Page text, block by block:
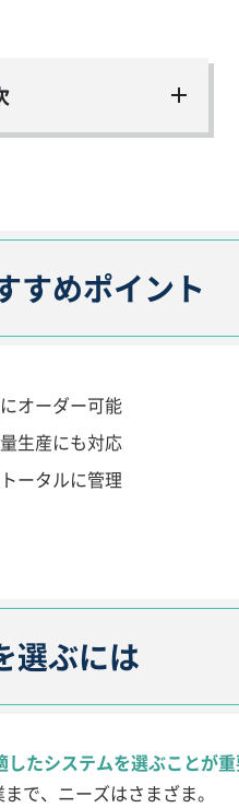
すめポイント
オーダー可能
生産にも対応
ータルに管理
選ぶには
したシステムを選ぶことが
で、ニーズはさまざま。